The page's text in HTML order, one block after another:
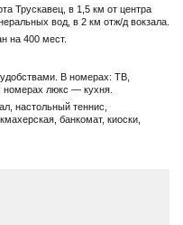
Трускавец, в 1,5 км от центра
вод, в 2 км отж/д вокзала.
на 400 мест.
В номерах: ТВ,
номерах люкс — кухня.
настольный теннис,
банкомат, киоски,